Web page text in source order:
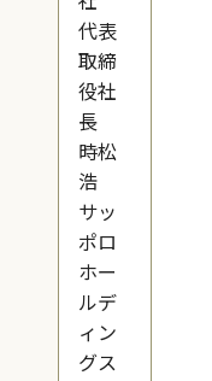
代表
取締
役社
長
時松
浩
サッ
ポロ
ホー
ルデ
ィン
グス